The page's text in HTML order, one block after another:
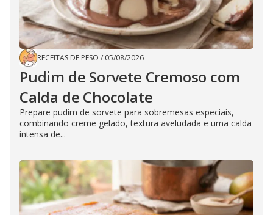
RECEITAS DE PESO / 05/08/2026
Pudim de Sorvete Cremoso com
Calda de Chocolate
Prepare pudim de sorvete para sobremesas especiais,
combinando creme gelado, textura aveludada e uma calda
intensa de...